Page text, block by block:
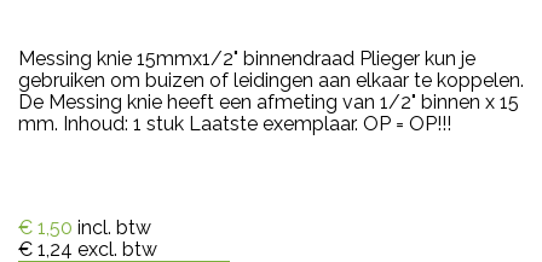
Messing knie 15mmx1/2" binnendraad Plieger kun je
gebruiken om buizen of leidingen aan elkaar te koppelen.
De Messing knie heeft een afmeting van 1/2" binnen x 15
mm. Inhoud: 1 stuk Laatste exemplaar. OP = OP!!!
€ 1,50 incl. btw
€ 1,24 excl. btw